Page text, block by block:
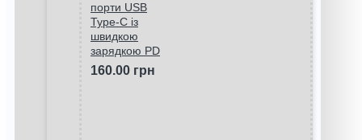
порти USB
Type-C із
швидкою
зарядкою PD
160.00 грн